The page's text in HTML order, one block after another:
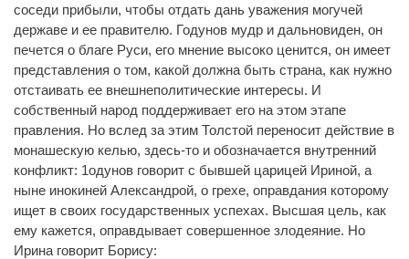
соседи прибыли, чтобы отдать дань уважения могучей
державе и ее правителю. Годунов мудр и дальновиден, он
печется о благе Руси, его мнение высоко ценится, он имеет
представления о том, какой должна быть страна, как нужно
отстаивать ее внешнеполитические интересы. И
собственный народ поддерживает его на этом этапе
правления. Но вслед за этим Толстой переносит действие в
монашескую келью, здесь-то и обозначается внутренний
конфликт: 1одунов говорит с бывшей царицей Ириной, а
ныне инокиней Александрой, о грехе, оправдания которому
ищет в своих государственных успехах. Высшая цель, как
ему кажется, оправдывает совершенное злодеяние. Но
Ирина говорит Борису: